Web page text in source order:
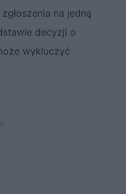
na jedną
decyzji o
wykluczyć